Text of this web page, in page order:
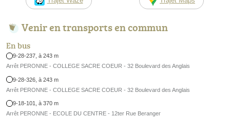
Venir en transports en commun
En bus
9-28-237, à 243 m
Arrêt PERONNE - COLLEGE SACRE COEUR - 32 Boulevard des Anglais
9-28-326, à 243 m
Arrêt PERONNE - COLLEGE SACRE COEUR - 32 Boulevard des Anglais
9-18-101, à 370 m
Arrêt PERONNE - ECOLE DU CENTRE - 12ter Rue Beranger